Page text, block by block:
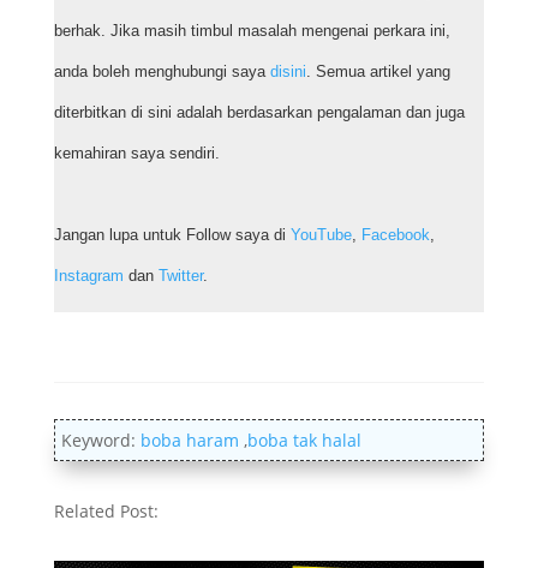
berhak. Jika masih timbul masalah mengenai perkara ini,
anda boleh menghubungi saya disini . Semua artikel yang
diterbitkan di sini adalah berdasarkan pengalaman dan juga
kemahiran saya sendiri.
Jangan lupa untuk Follow saya di YouTube, Facebook
Instagram dan Twitter.
Keyword: boba haram ,boba tak halal
Related Post: